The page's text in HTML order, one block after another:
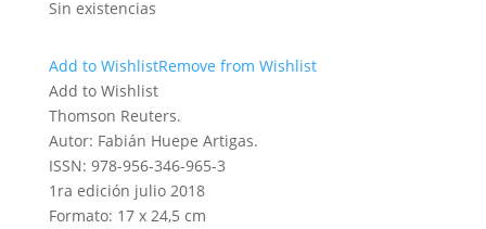
Sin existencias
Add to WishlistRemove from Wishlist
Add to Wishlist
Thomson Reuters.
Autor: Fabián Huepe Artigas.
ISSN: 978-956-346-965-3
1ra edición julio 2018
Formato: 17 x 24,5 cm